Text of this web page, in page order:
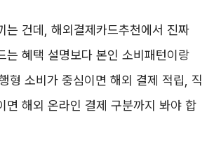
는 건데, 해외결제카드추천에서 진짜
는 혜택 설명보다 본인 소비패턴이랑
형 소비가 중심이면 해외 결제 적립, 직
면 해외 온라인 결제 구분까지 봐야 합